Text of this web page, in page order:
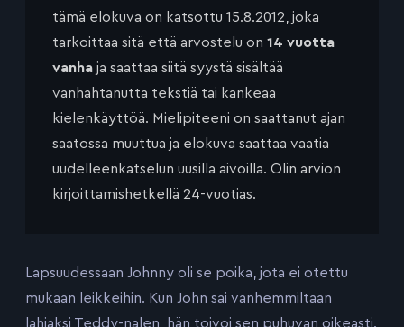
tämä elokuva on katsottu 15.8.2012, joka
tarkoittaa sitä että arvostelu on 14 vuotta
vanha ja saattaa siitä syystä sisältää
vanhahtanutta tekstiä tai kankeaa
kielenkäyttöä. Mielipiteeni on saattanut ajan
saatossa muuttua ja elokuva saattaa vaatia
uudelleenkatselun uusilla aivoilla. Olin arvion
kirjoittamishetkellä 24-vuotias.
Lapsuudessaan Johnny oli se poika, jota ei otettu
mukaan leikkeihin. Kun John sai vanhemmiltaan
lahjaksi Teddy-nalen, hän toivoi sen puhuvan oikeasti.